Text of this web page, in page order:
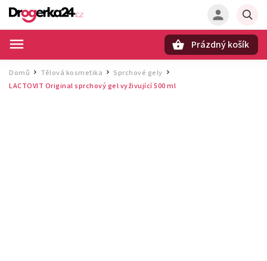
Prázdný košík
Domů / Tělová kosmetika / Sprchové gely
LACTOVIT Original sprchový gel vyživující 500 ml